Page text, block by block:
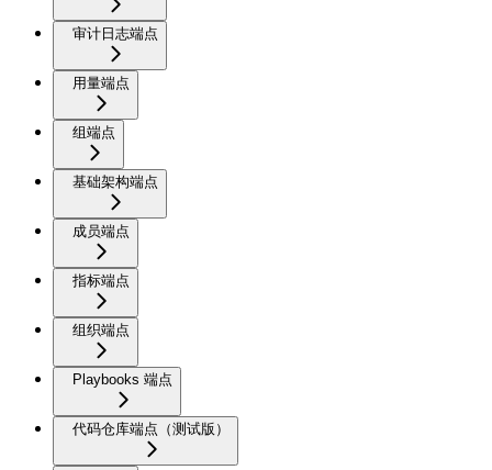
审计日志端点
用量端点
组端点
基础架构端点
成员端点
指标端点
组织端点
Playbooks 端点
代码仓库端点（测试版）